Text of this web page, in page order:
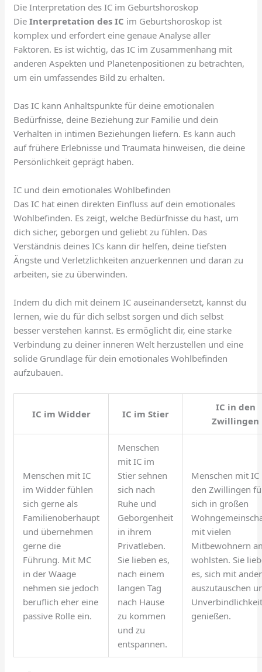
Die Interpretation des IC im Geburtshoroskop
DieInterpretation des IC im Geburtshoroskop ist
komplex und erfordert eine genaue Analyse aller
Faktoren. Es ist wichtig, das IC im Zusammenhang mit
anderen Aspekten und Planetenpositionen zu betrachten,
um ein umfassendes Bild zu erhalten.
Das IC kann Anhaltspunkte für deine emotionalen
Bedürfnisse, deine Beziehung zur Familie und dein
Verhalten in intimen Beziehungen liefern. Es kann auch
auf frühere Erlebnisse und Traumata hinweisen, die deine
Persönlichkeit geprägt haben.
IC und dein emotionales Wohlbefinden
Das IC hat einen direkten Einfluss auf dein emotionales
Wohlbefinden. Es zeigt, welche Bedürfnisse du hast, um
dich sicher, geborgen und geliebt zu fühlen. Das
Verständnis deines ICs kann dir helfen, deine tiefsten
Ängste und Verletzlichkeiten anzuerkennen und daran zu
arbeiten, sie zu überwinden.
Indem du dich mit deinem IC auseinandersetzt, kannst du
lernen, wie du für dich selbst sorgen und dich selbst
besser verstehen kannst. Es ermöglicht dir, eine starke
Verbindung zu deiner inneren Welt herzustellen und eine
solide Grundlage für dein emotionales Wohlbefinden
aufzubauen.
IC im Widder IC im Stier
IC in den
Zwillingen
Menschen mit IC
im Widder fühlen
sich gerne als
Familienoberhaupt
und übernehmen
gerne die
Führung. Mit MC
in der Waage
nehmen sie jedoch
beruflich eher eine
passive Rolle ein.
Menschen
mit IC im
Stier sehnen
sich nach
Ruhe und
Geborgenheit
in ihrem
Privatleben.
Sie lieben es,
nach einem
langen Tag
nach Hause
zu kommen
und zu
entspannen.
Menschen mit IC
den Zwillingen
sich in großen
mit vielen
Mitbewohnern
wohlsten. Sie
es, sich mit
auszutauschen
genießen.